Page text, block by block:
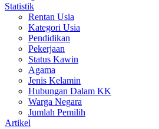
Statistik
Rentan Usia
Kategori Usia
Pendidikan
Pekerjaan
Status Kawin
Agama
Jenis Kelamin
Hubungan Dalam KK
Warga Negara
Jumlah Pemilih
Artikel